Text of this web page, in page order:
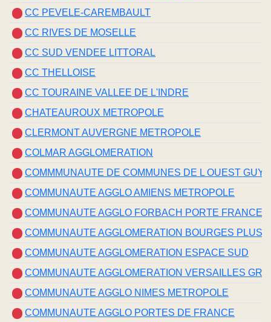
CC PEVELE-CAREMBAULT
CC RIVES DE MOSELLE
CC SUD VENDEE LITTORAL
CC THELLOISE
CC TOURAINE VALLEE DE L'INDRE
CHATEAUROUX METROPOLE
CLERMONT AUVERGNE METROPOLE
COLMAR AGGLOMERATION
COMMMUNAUTE DE COMMUNES DE L OUEST
COMMUNAUTE AGGLO AMIENS METROPOLE
COMMUNAUTE AGGLO FORBACH PORTE FRANCE
COMMUNAUTE AGGLOMERATION BOURGES PLUS
COMMUNAUTE AGGLOMERATION ESPACE SUD
COMMUNAUTE AGGLOMERATION VERSAILLES
COMMUNAUTE AGGLO NIMES METROPOLE
COMMUNAUTE AGGLO PORTES DE FRANCE